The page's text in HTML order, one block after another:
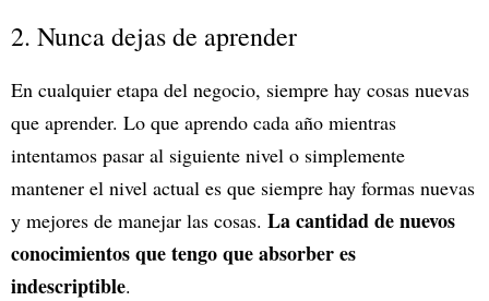
2. Nunca dejas de aprender
En cualquier etapa del negocio, siempre hay cosas nuevas
que aprender. Lo que aprendo cada año mientras
intentamos pasar al siguiente nivel o simplemente
mantener el nivel actual es que siempre hay formas nuevas
y mejores de manejar las cosas. La cantidad de nuevos
conocimientos que tengo que absorber es
indescriptible.